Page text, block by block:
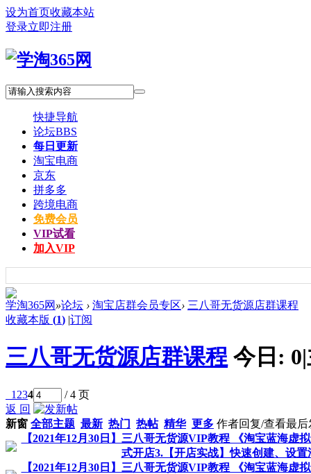
设为首页收藏本站
登录立即注册
快捷导航
论坛BBS
每日更新
淘宝电商
京东
拼多多
跨境电商
免费会员
VIP试看
加入VIP
学淘365网 »论坛 › 淘宝店群会员专区› 三八哥无货源店群课程
收藏本版 (1) |订阅
三八哥无货源店群课程 今日: 0|
1 234
/ 4 页
返 回
新窗 全部主题 最新 热门 热帖 精华 更多 作者回复/查看最后
【2021年12月30日】三八哥无货源VIP教程 《淘宝蓝海虚
式开店3.【开店实战】快速创建、设
【2021年12月30日】三八哥无货源VIP教程 《淘宝蓝海虚